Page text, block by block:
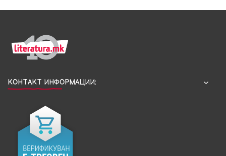
КОНТАКТ ИНФОРМАЦИИ: